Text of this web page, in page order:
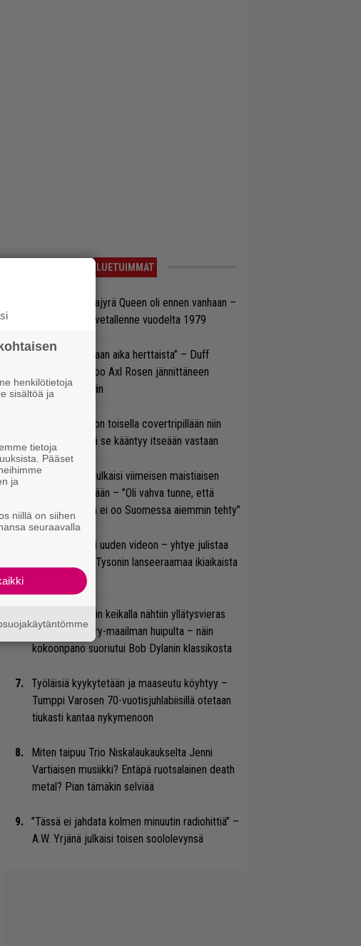
LUETUIMMAT
Tällainen keikkajyrä Queen oli ennen vanhaan –
katso tulinen livetallenne vuodelta 1979
”Se oli oikeastaan aika herttaista” – Duff
McKagan kertoo Axl Rosen jännittäneen
AC/DC-pestiään
Arvio: Saimaa on toisella covertripillään niin
suvereeni, että se kääntyy itseään vastaan
Marko Annala julkaisi viimeisen maistiaisen
soolodebyytiltään – ”Oli vahva tunne, että
tällaista musaa ei oo Suomessa aiemmin tehty”
Anthrax julkaisi uuden videon – yhtye julistaa
biisillään Mike Tysonin lanseeraamaa ikiaikaista
Guns N’ Rosesin keikalla nähtiin yllätysvieras
suoraan country-maailman huipulta – näin
kokoonpano suoriutui Bob Dylanin klassikosta
Työläisiä kyykytetään ja maaseutu köyhtyy –
Tumppi Varosen 70-vuotisjuhlabiisillä otetaan
tiukasti kantaa nykymenoon
Miten taipuu Trio Niskalaukaukselta Jenni
Vartiaisen musiikki? Entäpä ruotsalainen death
metal? Pian tämäkin selviää
”Tässä ei jahdata kolmen minuutin radiohittiä” –
A.W. Yrjänä julkaisi toisen soololevynsä
henkilötietoja
sisältöä ja
tietoja
Pääset
ja
niillä on siihen
seuraavalla